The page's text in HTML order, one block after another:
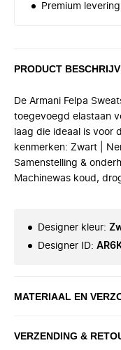
Premium
PRODUCT
De Armani Felpa
toegevoegd elastaan
laag die ideaal is voor
kenmerken: Zwart |
Samenstelling &
Machinewas koud,
Designer kleur:
Designer ID:
MATERIAAL EN
VERZENDING &